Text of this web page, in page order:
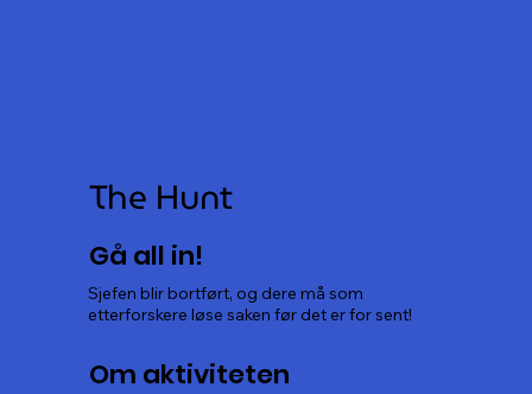
The Hunt
Gå all in!
Sjefen blir bortført, og dere må som
etterforskere løse saken før det er for sent!
Om aktiviteten